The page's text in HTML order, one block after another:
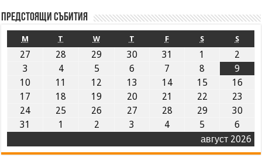
Предстоящи събития
август 2026
M T W T F S S
27 28 29 30 31 1
2
3
4 5 6 7 8
9
10
11 12 13 14 15
16
17
18 19 20 21 22
23
24
25 26 27 28 29
30
31
1 2 3 4 5 6